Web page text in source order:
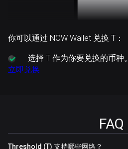
你可以通过 NOW Wallet 兑换 T：
选择 T 作为你要兑换的币种。
立即兑换
FAQ
Threshold (T) 支持哪些网络？